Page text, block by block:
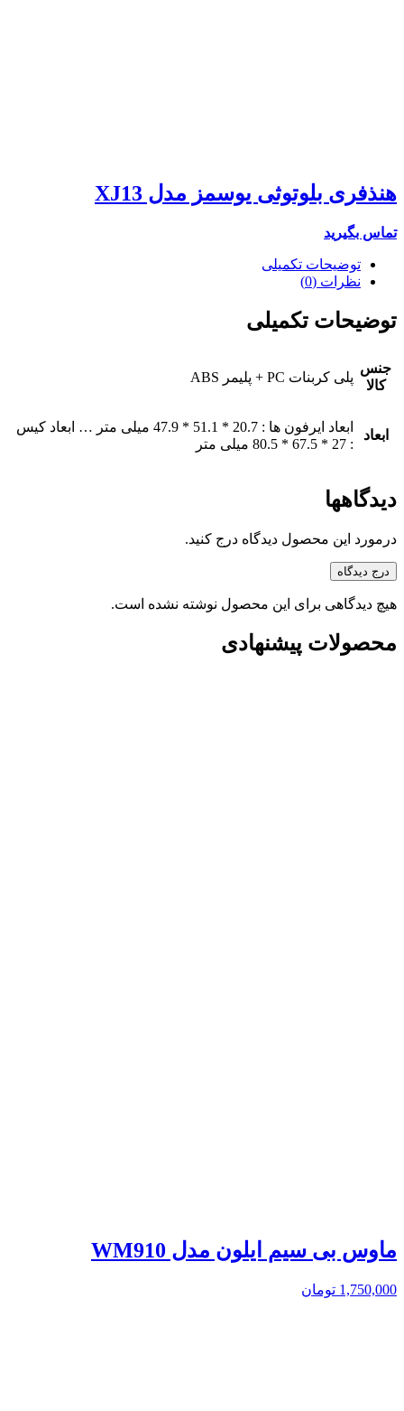
هنذفری بلوتوثی یوسمز مدل XJ13
تماس بگیرید
توضیحات تکمیلی
نظرات (0)
توضیحات تکمیلی
جنس
کالا
پلی کربنات PC + پليمر ABS
ابعاد
ابعاد ایرفون ها : 20.7 * 51.1 * 47.9 میلی متر … ابعاد کیس
: 27 * 67.5 * 80.5 میلی متر
دیدگاهها
درمورد این محصول دیدگاه درج کنید.
درج دیدگاه
هیچ دیدگاهی برای این محصول نوشته نشده است.
محصولات پیشنهادی
ماوس بی سیم ایلون مدل WM910
1,750,000 تومان